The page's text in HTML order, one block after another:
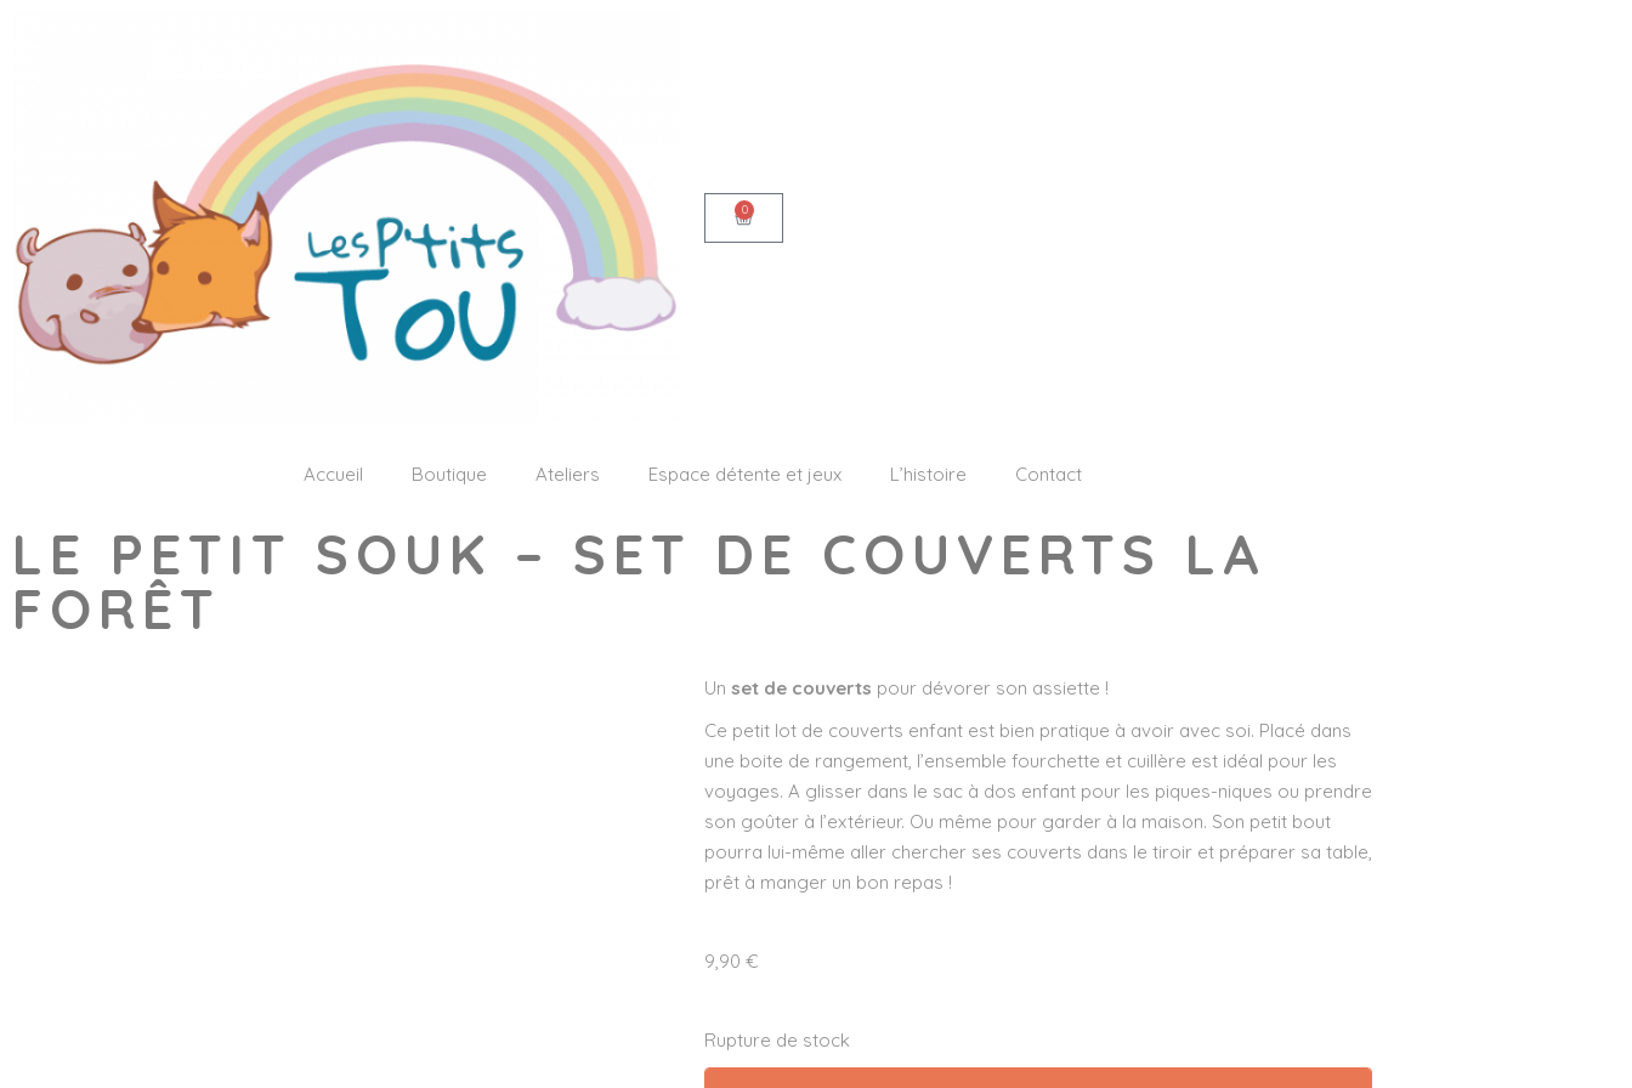
0
Accueil Boutique Ateliers Espace détente et jeux L’histoire Contact
LE PETIT SOUK – SET DE COUVERTS LA
FORÊT
Un set de couverts pour dévorer son assiette !
Ce petit lot de couverts enfant est bien pratique à avoir avec soi. Placé dans
une boite de rangement, l’ensemble fourchette et cuillère est idéal pour les
voyages. A glisser dans le sac à dos enfant pour les piques-niques ou prendre
son goûter à l’extérieur. Ou même pour garder à la maison. Son petit bout
pourra lui-même aller chercher ses couverts dans le tiroir et préparer sa table,
prêt à manger un bon repas !
9,90 €
Rupture de stock